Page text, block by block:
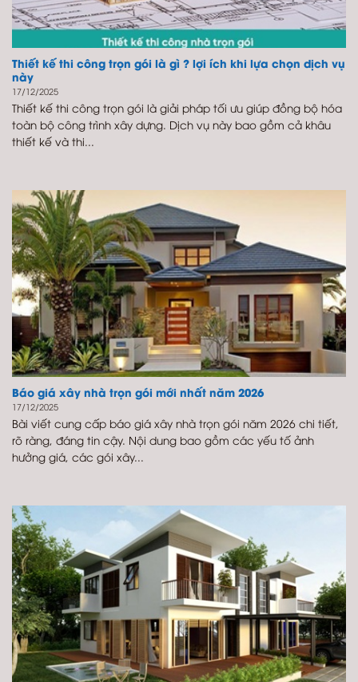
Thiết kế thi công trọn gói là gì ? lợi ích khi lựa chọn dịch vụ
này
17/12/2025
Thiết kế thi công trọn gói là giải pháp tối ưu giúp đồng bộ hóa
toàn bộ công trình xây dựng. Dịch vụ này bao gồm cả khâu
thiết kế và thi...
Báo giá xây nhà trọn gói mới nhất năm 2026
17/12/2025
Bài viết cung cấp báo giá xây nhà trọn gói năm 2026 chi tiết,
rõ ràng, đáng tin cậy. Nội dung bao gồm các yếu tố ảnh
hưởng giá, các gói xây...